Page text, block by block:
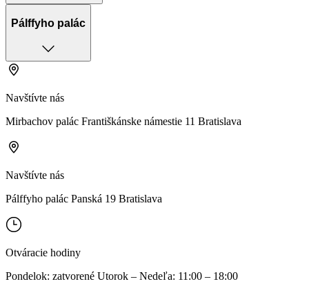
Pálffyho palác
Navštívte nás
Mirbachov palác Františkánske námestie 11 Bratislava
Navštívte nás
Pálffyho palác Panská 19 Bratislava
Otváracie hodiny
Pondelok: zatvorené Utorok – Nedeľa: 11:00 – 18:00